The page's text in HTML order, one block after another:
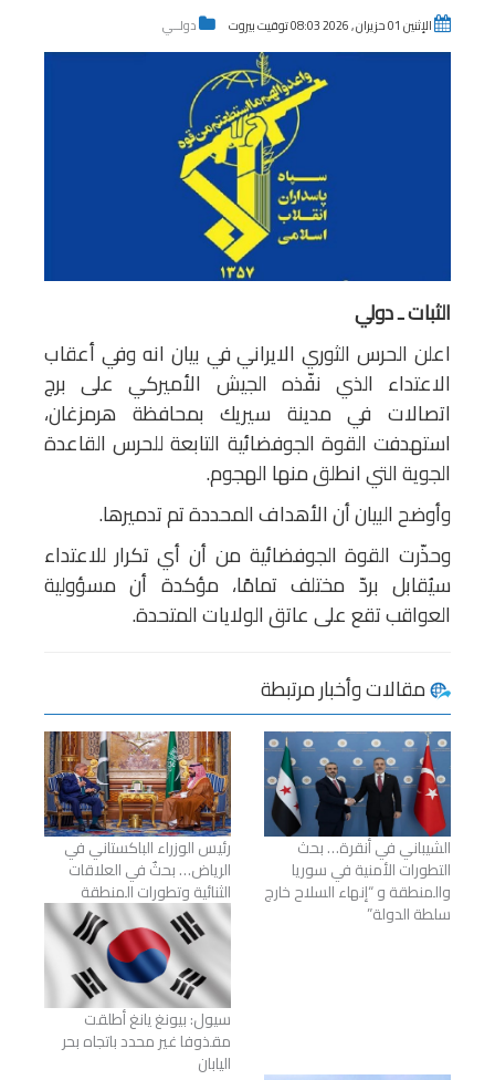
الإثنين 01 حزيران , 2026 08:03 توقيت بيروت دولــي
الثبات ـ دولي
اعلن الحرس الثوري الايراني في بيان انه وفي أعقاب
الاعتداء الذي نفّذه الجيش الأميركي على برج
اتصالات في مدينة سيريك بمحافظة هرمزغان،
استهدفت القوة الجوفضائية التابعة للحرس القاعدة
الجوية التي انطلق منها الهجوم.
وأوضح البيان أن الأهداف المحددة تم تدميرها.
وحذّرت القوة الجوفضائية من أن أي تكرار للاعتداء
سيُقابل بردّ مختلف تمامًا، مؤكدة أن مسؤولية
العواقب تقع على عاتق الولايات المتحدة.
مقالات وأخبار مرتبطة
الشيباني في أنقرة… بحث
التطورات الأمنية في سوريا
والمنطقة و “إنهاء السلاح خارج
سلطة الدولة”
رئيس الوزراء الباكستاني في
الرياض… بحثٌ في العلاقات
الثنائية وتطورات المنطقة
سيول: بيونغ يانغ أطلقت
مقذوفا غير محدد باتجاه بحر
اليابان